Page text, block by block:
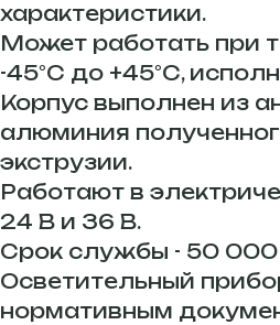
характеристики.
Может работать при
-45°С до +45°С,
Корпус выполнен из
алюминия
экструзии.
Работают в
24 В и 36 В.
Срок службы - 50 000
Осветительный
нормативным